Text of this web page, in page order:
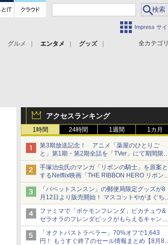
Impress サイ
全カテゴリ
グルメ エンタメ
グッズ
アクセスランキング
1時間 24時間 1週間 1カ月
第3期放送記念！ アニメ「薬屋のひとりご
と」第1期・第2期全話を「TVer」にて期間限
で順次無料配信開始
手塚治虫氏のマンガ「リボンの騎士」を原案と
するNetflix映画「THE RIBBON HERO リボン
ーロー」本日配信開始
「パペットスンスン」の郵便局限定グッズが8
月12日より販売開始！ マスコットやがまぐち
レターセットなどが登場
ファミマで「ポケモンフレンダ」ピカチュウ&
ゼラオラのフレンダピックがもらえるキャンペ
ーン開催！
「オクトパストラベラー」70%オフで1,643
円！ もうすぐ終了のセール情報まとめ【8月8